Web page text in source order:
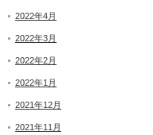
2022年4月
2022年3月
2022年2月
2022年1月
2021年12月
2021年11月